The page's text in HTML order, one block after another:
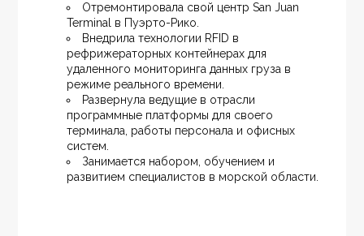
Отремонтировала свой центр San Juan
Terminal в Пуэрто-Рико.
Внедрила технологии RFID в
рефрижераторных контейнерах для
удаленного мониторинга данных груза в
режиме реального времени.
Развернула ведущие в отрасли
программные платформы для своего
терминала, работы персонала и офисных
систем.
Занимается набором, обучением и
развитием специалистов в морской области.